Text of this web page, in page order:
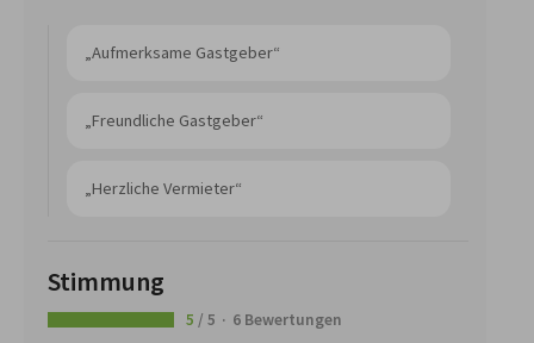
„Aufmerksame Gastgeber“
„Freundliche Gastgeber“
„Herzliche Vermieter“
Stimmung
5 / 5 6 Bewertungen